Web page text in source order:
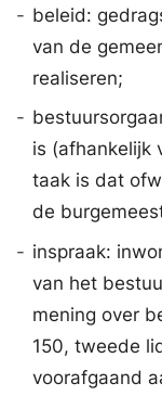
- beleid:
van de
realiseren;
-
is (afhankelijk
taak is dat
de
- inspraak:
van het
mening over
150, tweede
voorafgaand